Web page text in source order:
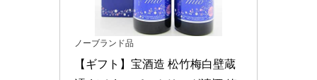
ノーブランド品
【ギフト】宝酒造 松竹梅白壁蔵